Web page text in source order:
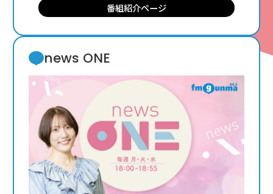
番組紹介ページ
news ONE